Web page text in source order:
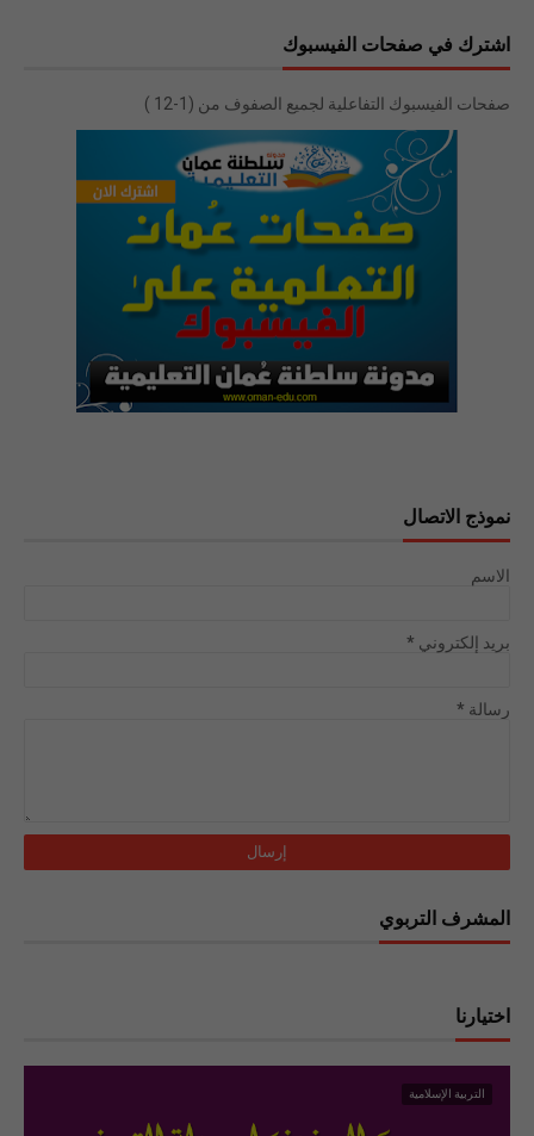
اشترك في صفحات الفيسبوك
صفحات الفيسبوك التفاعلية لجميع الصفوف من (1-12 )
نموذج الاتصال
الاسم
بريد إلكتروني *
رسالة *
المشرف التربوي
اختيارنا
التربية الإسلامية